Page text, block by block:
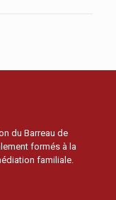
du Barreau de
formés à la
familiale.